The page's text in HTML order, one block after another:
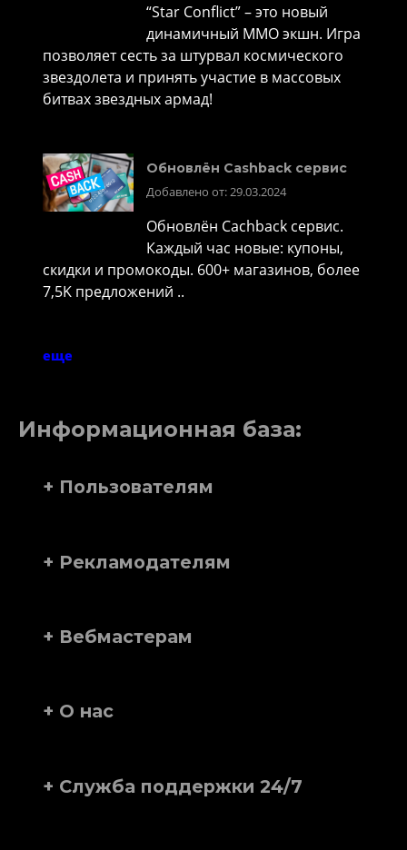
“Star Conflict” – это новый
динамичный MMO экшн. Игра
позволяет сесть за штурвал космического
звездолета и принять участие в массовых
битвах звездных армад!
Обновлён Cashback сервис
Добавлено от: 29.03.2024
Обновлён Cachback сервис.
Каждый час новые: купоны,
скидки и промокоды. 600+ магазинов, более
7,5K предложений ..
еще
Информационная база:
+ Пользователям
+ Рекламодателям
+ Вебмастерам
+ О нас
+ Служба поддержки 24/7